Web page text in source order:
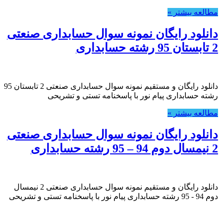
مطالعه بیشتر »
دانلود رایگان نمونه سوال حسابداری صنعتی
2 تابستان 95 رشته حسابداری
دانلود رایگان و مستقیم نمونه سوال حسابداری صنعتی 2 تابستان 95
رشته حسابداری پیام نور با پاسخنامه تستی و تشریحی
مطالعه بیشتر »
دانلود رایگان نمونه سوال حسابداری صنعتی
2 نیمسال دوم 94 – 95 رشته حسابداری
دانلود رایگان و مستقیم نمونه سوال حسابداری صنعتی 2 نیمسال
دوم 94 - 95 رشته حسابداری پیام نور با پاسخنامه تستی و تشریحی